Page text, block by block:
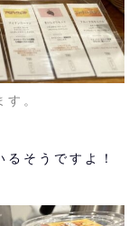
。
そうですよ！